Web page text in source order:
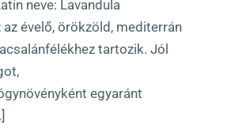
neve: Lavandula
évelő, örökzöld, mediterrán
tartozik. Jól
egyaránt